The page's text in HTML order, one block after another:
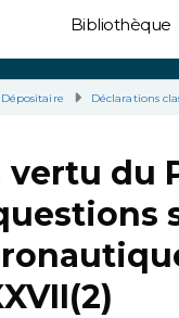
Bibliothèque
Dépositaire Déclarations
du